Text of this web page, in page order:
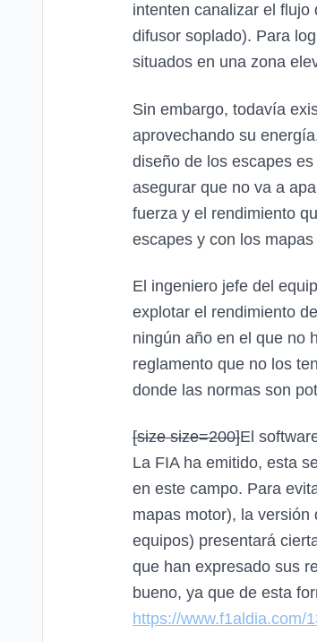
intenten canalizar el
difusor soplado). Para
situados en una zona
Sin embargo, todavía
aprovechando su
diseño de los escapes
asegurar que no va a
fuerza y ​​el rendimiento
escapes y con los
El ingeniero jefe del
explotar el rendimiento
ningún año en el que no
reglamento que no los
donde las normas son
[size size=200]El
La FIA ha emitido, esta
en este campo. Para
mapas motor), la
equipos) presentará
que han expresado sus
bueno, ya que de esta
https://www.f1aldia.com/